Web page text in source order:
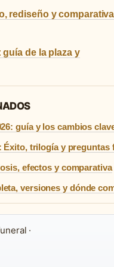
rediseño y comparativa
guía de la plaza y
guía y los cambios
Éxito, trilogía y preguntas
efectos y comparativa
versiones y dónde
·